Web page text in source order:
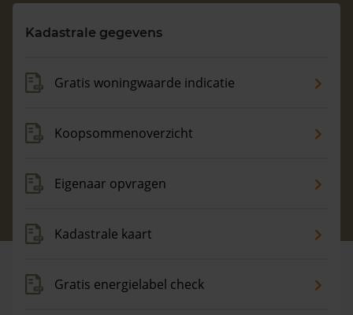
Maandag t/m vrijdag - 08:00 -18:00
Kadastrale gegevens
Gratis woningwaarde indicatie
Koopsommenoverzicht
Eigenaar opvragen
Kadastrale kaart
Gratis energielabel check